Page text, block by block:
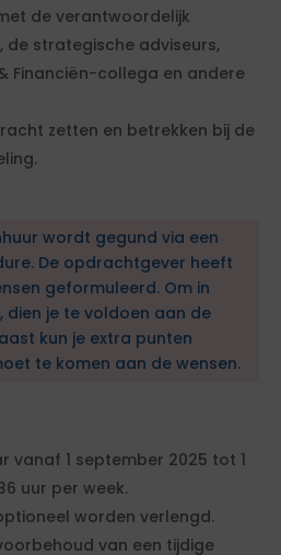
de verantwoordelijk
de strategische adviseurs,
Financiën-collega en andere
zetten en betrekken bij de
wordt gegund via een
De opdrachtgever heeft
geformuleerd. Om in
dien je te voldoen aan de
kun je extra punten
te komen aan de wensen.
vanaf 1 september 2025 tot 1
uur per week.
worden verlengd.
van een tijdige